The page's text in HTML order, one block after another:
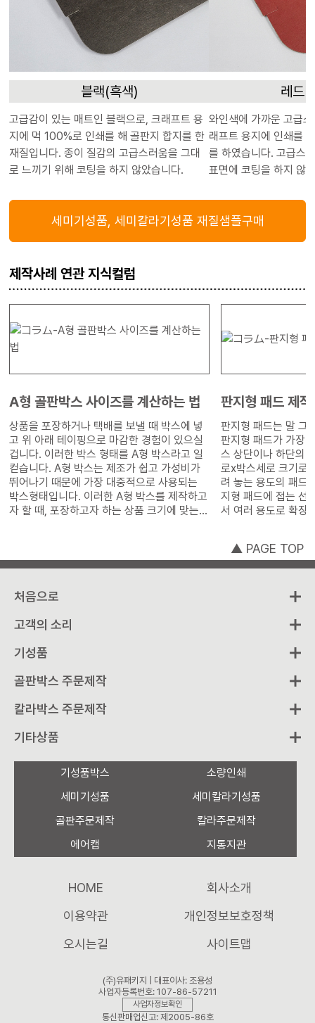
블랙(흑색)
고급감이 있는 매트인 블랙으로, 크래프트 용
지에 먹 100%로 인쇄를 해 골판지 합지를 한
재질입니다. 종이 질감의 고급스러움을 그대
로 느끼기 위해 코팅을 하지 않았습니다.
레드(
와인색에 가까운 고급
래프트 용지에 인쇄를
를 하였습니다. 고급스
표면에 코팅을 하지 않
세미기성품, 세미칼라기성품 재질샘플구매
제작사례 연관 지식컬럼
A형 골판박스 사이즈를 계산하는 법
상품을 포장하거나 택배를 보낼 때 박스에 넣
고 위 아래 테이핑으로 마감한 경험이 있으실
겁니다. 이러한 박스 형태를 A형 박스라고 일
컫습니다. A형 박스는 제조가 쉽고 가성비가
뛰어나기 때문에 가장 대중적으로 사용되는
박스형태입니다. 이러한 A형 박스를 제작하고
자 할 때, 포장하고자 하는 상품 크기에 맞는
판지형 패드 제
판지형 패드는 말 그
판지형 패드가 가장
스 상단이나 하단의
로x박스세로 크기로
려 놓는 용도의 패드입니다. 경우
지형 패드에 접는 선
서 여러 용도로 확장
습니다.
▲ PAGE TOP
처음으로
고객의 소리
기성품
골판박스 주문제작
칼라박스 주문제작
기타상품
기성품박스
소량인쇄
세미기성품
세미칼라기성품
골판주문제작
칼라주문제작
에어캡
지통지관
HOME
회사소개
이용약관
개인정보보호정책
오시는길
사이트맵
(주)유패키지 | 대표이사: 조용성
사업자등록번호: 107-86-57211
사업자정보확인
통신판매업신고: 제2005-86호